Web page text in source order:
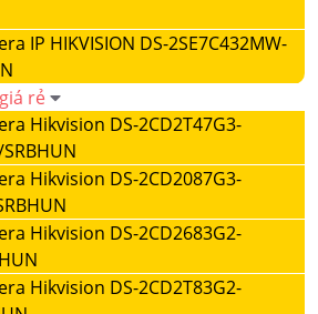
IP HIKVISION DS-2SE7C432MW-
rẻ
Hikvision DS-2CD2T47G3-
Hikvision DS-2CD2087G3-
Hikvision DS-2CD2683G2-
Hikvision DS-2CD2T83G2-